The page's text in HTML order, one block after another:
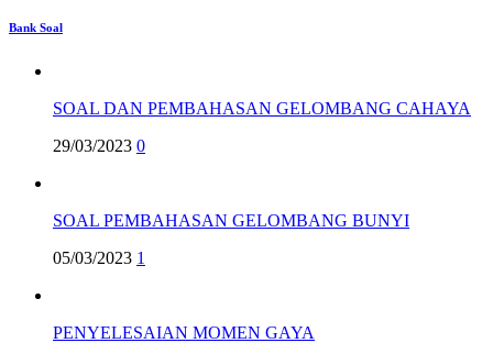
Bank Soal
SOAL DAN PEMBAHASAN GELOMBANG CAHAYA
29/03/2023 0
SOAL PEMBAHASAN GELOMBANG BUNYI
05/03/2023 1
PENYELESAIAN MOMEN GAYA